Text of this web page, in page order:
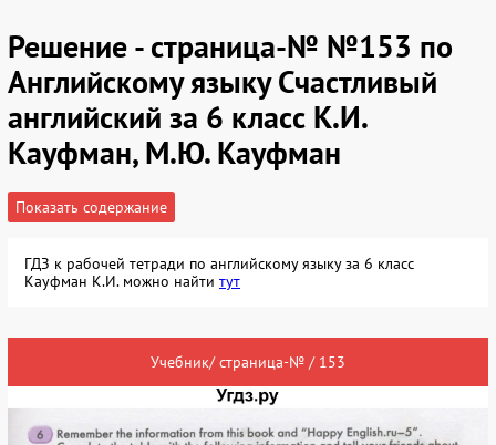
Решение - страница-№ №153 по
Английскому языку Счастливый
английский за 6 класс К.И.
Кауфман, М.Ю. Кауфман
Показать содержание
ГДЗ к рабочей тетради по английскому языку за 6 класс
Кауфман К.И. можно найти тут
Учебник/ страница-№ / 153